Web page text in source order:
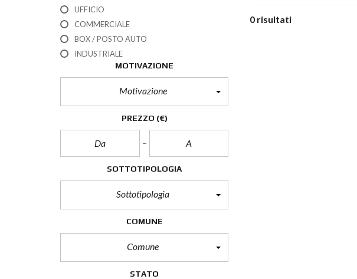
UFFICIO
COMMERCIALE
BOX / POSTO AUTO
INDUSTRIALE
MOTIVAZIONE
Motivazione
PREZZO (€)
SOTTOTIPOLOGIA
Sottotipologia
COMUNE
Comune
STATO
0 risultati